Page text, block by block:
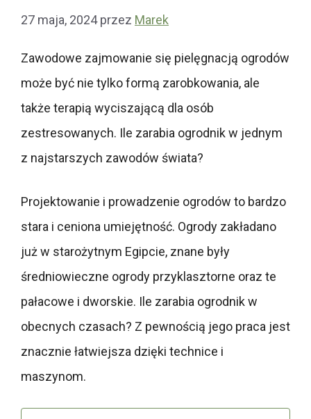
27 maja, 2024 przez Marek
Zawodowe zajmowanie się pielęgnacją ogrodów
może być nie tylko formą zarobkowania, ale
także terapią wyciszającą dla osób
zestresowanych. Ile zarabia ogrodnik w jednym
z najstarszych zawodów świata?
Projektowanie i prowadzenie ogrodów to bardzo
stara i ceniona umiejętność. Ogrody zakładano
już w starożytnym Egipcie, znane były
średniowieczne ogrody przyklasztorne oraz te
pałacowe i dworskie. Ile zarabia ogrodnik w
obecnych czasach? Z pewnością jego praca jest
znacznie łatwiejsza dzięki technice i
maszynom.